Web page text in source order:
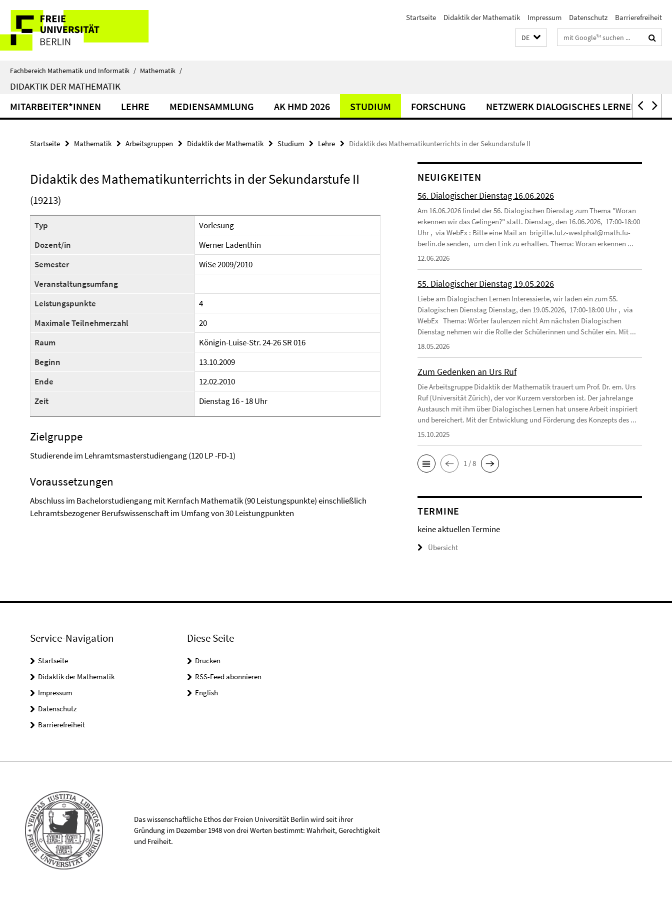
direkt
Inhalt
Service-
Navigation
Startseite Didaktik der Mathematik Impressum Datenschutz Barrierefreiheit
DE Suchbegriffe
Fachbereich Mathematik und Informatik / Mathematik /
DIDAKTIK DER MATHEMATIK
MITARBEITER*INNEN LEHRE MEDIENSAMMLUNG AK HMD 2026 STUDIUM FORSCHUNG NETZWERK DIALOGISCHES LERNEN
Startseite Mathematik Arbeitsgruppen Didaktik der Mathematik Studium Lehre Didaktik des Mathematikunterrichts in der Sekundarstufe II
Didaktik des Mathematikunterrichts in der Sekundarstufe II
(19213)
Typ
Vorlesung
Dozent/in
Werner Ladenthin
Semester
WiSe 2009/2010
Veranstaltungsumfang
Leistungspunkte
4
Maximale Teilnehmerzahl
20
Raum
Königin-Luise-Str. 24-26 SR 016
Beginn
13.10.2009
Ende
12.02.2010
Zeit
Dienstag 16 - 18 Uhr
Zielgruppe
Studierende im Lehramtsmasterstudiengang (120 LP -FD-1)
Voraussetzungen
Abschluss im Bachelorstudiengang mit Kernfach Mathematik (90 Leistungspunkte) einschließlich
Lehramtsbezogener Berufswissenschaft im Umfang von 30 Leistungpunkten
NEUIGKEITEN
56. Dialogischer Dienstag 16.06.2026
Am 16.06.2026 findet der 56. Dialogischen Dienstag zum Thema "Woran
erkennen wir das Gelingen?" statt. Dienstag, den 16.06.2026, 17:00-18:00
Uhr , via WebEx : Bitte eine Mail an brigitte.lutz-westphal@math.fu-
berlin.de senden, um den Link zu erhalten. Thema: Woran erkennen ...
12.06.2026
55. Dialogischer Dienstag 19.05.2026
Liebe am Dialogischen Lernen Interessierte, wir laden ein zum 55.
Dialogischen Dienstag Dienstag, den 19.05.2026, 17:00-18:00 Uhr , via
WebEx Thema: Wörter faulenzen nicht Am nächsten Dialogischen
Dienstag nehmen wir die Rolle der Schülerinnen und Schüler ein. Mit ...
18.05.2026
Zum Gedenken an Urs Ruf
Die Arbeitsgruppe Didaktik der Mathematik trauert um Prof. Dr. em. Urs
Ruf (Universität Zürich), der vor Kurzem verstorben ist. Der jahrelange
Austausch mit ihm über Dialogisches Lernen hat unsere Arbeit inspiriert
und bereichert. Mit der Entwicklung und Förderung des Konzepts des ...
15.10.2025
1 / 8
TERMINE
keine aktuellen Termine
Übersicht
Service-Navigation
Startseite
Didaktik der Mathematik
Impressum
Datenschutz
Barrierefreiheit
Diese Seite
Drucken
RSS-Feed abonnieren
English
Das wissenschaftliche Ethos der Freien Universität Berlin wird seit ihrer
Gründung im Dezember 1948 von drei Werten bestimmt: Wahrheit, Gerechtigkeit
und Freiheit.